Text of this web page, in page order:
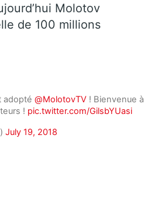
Molotov
de 100 millions
adopté @MolotovTV ! Bienvenue à
! pic.twitter.com/GilsbYUasi
July 19, 2018